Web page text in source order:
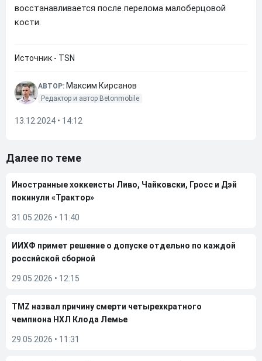
восстанавливается после перелома малоберцовой
кости.
Источник - TSN
АВТОР: Максим Кирсанов
Редактор и автор Betonmobile
13.12.2024 • 14:12
Далее по теме
Иностранные хоккеисты Ливо, Чайковски, Гросс и Дэй
покинули «Трактор»
31.05.2026 • 11:40
ИИХФ примет решение о допуске отдельно по каждой
российской сборной
29.05.2026 • 12:15
TMZ назвал причину смерти четырехкратного
чемпиона НХЛ Клода Лемье
29.05.2026 • 11:31